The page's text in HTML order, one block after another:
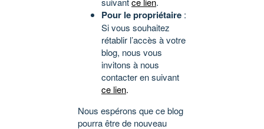
Pour le propriétaire :
Si vous souhaitez
rétablir l’accès à votre
blog, nous vous
invitons à nous
contacter en suivant
ce lien.
Nous espérons que ce blog
pourra être de nouveau